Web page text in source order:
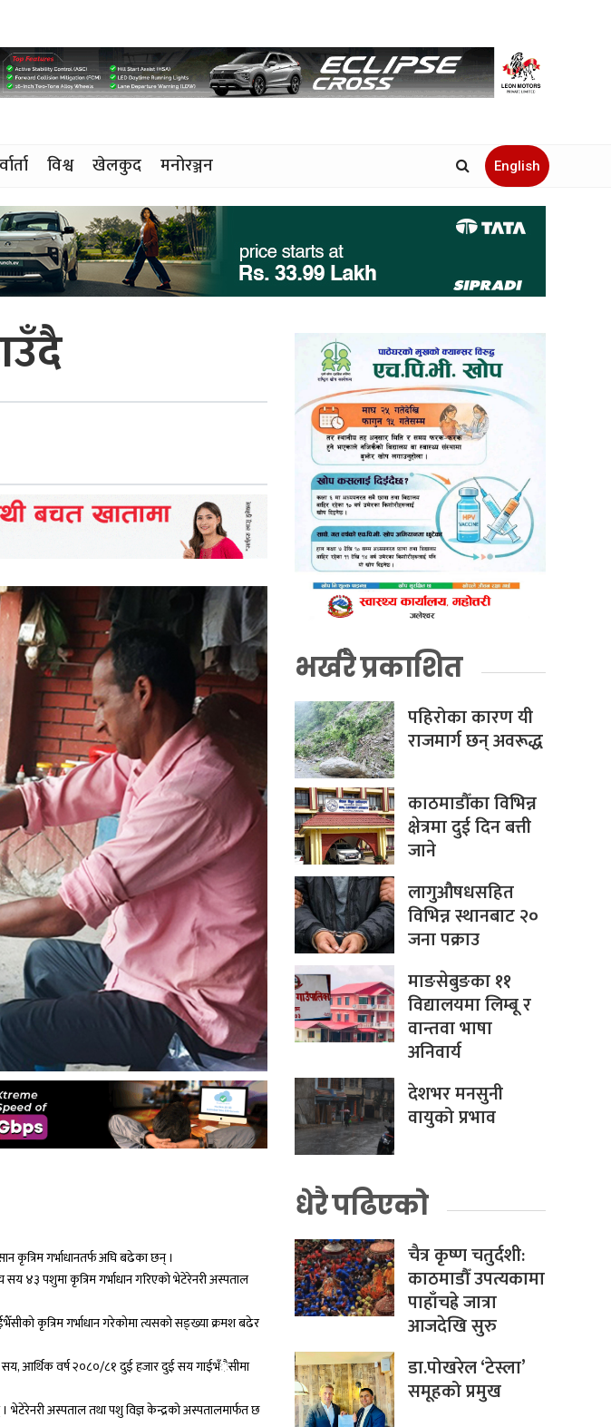
विश्व खेलकुद
मनोरञ्जन
English
कृत्रिम गर्भाधानतर्फ अघि बढेका छन् ।
४३ पशुमा कृत्रिम गर्भाधान गरिएको भेटेरेनरी अस्पताल
कृत्रिम गर्भाधान गरेकोमा त्यसको सङ्ख्या क्रमश बढेर
आर्थिक वर्ष २०८०/८१ दुई हजार दुई सय गाईभँैसीमा
भेटेरेनरी अस्पताल तथा पशु विज्ञ केन्द्रको अस्पतालमार्फत छ
भर्खरै प्रकाशित
पहिरोका कारण यी
राजमार्ग छन् अवरूद्ध
काठमाडौँका विभिन्न
क्षेत्रमा दुई दिन बत्ती
जाने
लागुऔषधसहित
विभिन्न स्थानबाट २०
जना पक्राउ
माङसेबुङका ११
विद्यालयमा लिम्बू र
वान्तवा भाषा
अनिवार्य
देशभर मनसुनी
वायुको प्रभाव
धेरै पढिएको
चैत्र कृष्ण चतुर्दशी:
काठमाडौँ उपत्यकामा
पाहाँचह्रे जात्रा
आजदेखि सुरु
डा.पोखरेल ‘टेस्ला’
समूहको प्रमुख